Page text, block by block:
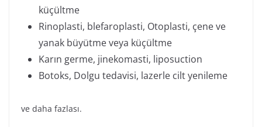
küçültme
Rinoplasti, blefaroplasti, Otoplasti, çene ve
yanak büyütme veya küçültme
Karın germe, jinekomasti, liposuction
Botoks, Dolgu tedavisi, lazerle cilt yenileme
ve daha fazlası.